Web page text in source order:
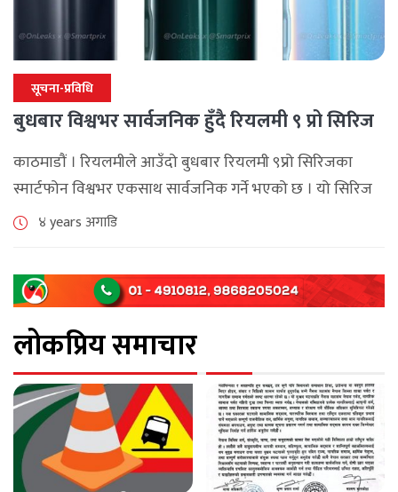
सूचना-प्रविधि
बुधबार विश्वभर सार्वजनिक हुँदै रियलमी ९ प्रो सिरिज
काठमाडौं । रियलमीले आउँदो बुधबार रियलमी ९प्रो सिरिजका
स्मार्टफोन विश्वभर एकसाथ सार्वजनिक गर्ने भएको छ । यो सिरिज
अन्तर्गत कम्पनीले रियलमी ९ प्रो, रियलमी ९ प्रो प्लस र रियलमी
४ years अगाडि
लोकप्रिय समाचार